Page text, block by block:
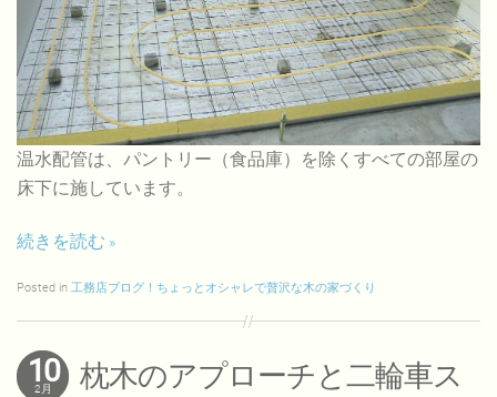
温水配管は、パントリー（食品庫）を除くすべての部屋の
床下に施しています。
続きを読む
Posted in 工務店ブログ！ちょっとオシャレで贅沢な木の家づくり
10
2月
枕木のアプローチと二輪車ス